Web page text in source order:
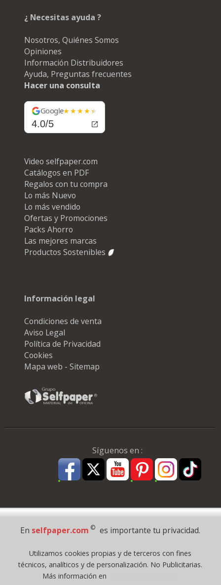
¿ Necesitas ayuda ?
Nosotros, Quiénes Somos
Opiniones
Información Distribuidores
Ayuda, Preguntas frecuentes
Hacer una consulta
Google
4.0/5
Video selfpaper.com
Catálogos en PDF
Regalos con tu compra
Lo más Nuevo
Lo más vendido
Ofertas y Promociones
Packs Ahorro
Las mejores marcas
Productos Sostenibles
Información legal
Condiciones de venta
Aviso Legal
Política de Privacidad
Cookies
Mapa web - Sitemap
Síguenos en :
Pago Seguro
Todos los derechos reservados
©selfpaper.com, y las webs de ©gruposelfpaper.org están gestionadas, y
En selfpaper.com © es importante tu privacidad.
Utilizamos cookies propias y de terceros con fines
técnicos, analíticos y de personalización. No Publicitarias.
Más información en